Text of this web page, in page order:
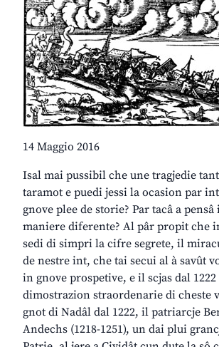
14 Maggio 2016
Isal mai pussibil che une tragjedie
taramot e puedi jessi la ocasion par
gnove plee de storie? Par tacâ a
maniere diferente? Al pâr propit che
sedi di simpri la cifre segrete, il
de nestre int, che tai secui al à savût
in gnove prospetive, e il scjas dal 1222
dimostrazion straordenarie di cheste
gnot di Nadâl dal 1222, il patriarcje
Andechs (1218-1251), un dai plui